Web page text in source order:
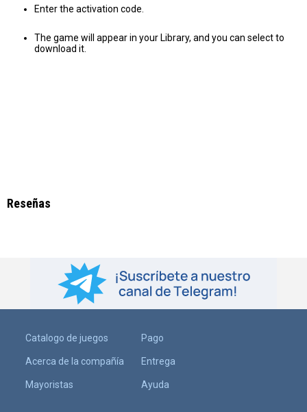
Enter the activation code.
The game will appear in your Library, and you can select to
download it.
Reseñas
Catalogo de juegos
Acerca de la compañía
Mayoristas
Pago
Entrega
Ayuda